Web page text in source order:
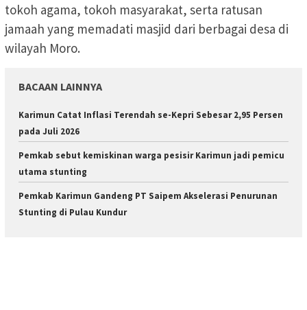
tokoh agama, tokoh masyarakat, serta ratusan
jamaah yang memadati masjid dari berbagai desa di
wilayah Moro.
BACAAN LAINNYA
Karimun Catat Inflasi Terendah se-Kepri Sebesar 2,95 Persen
pada Juli 2026
Pemkab sebut kemiskinan warga pesisir Karimun jadi pemicu
utama stunting
Pemkab Karimun Gandeng PT Saipem Akselerasi Penurunan
Stunting di Pulau Kundur